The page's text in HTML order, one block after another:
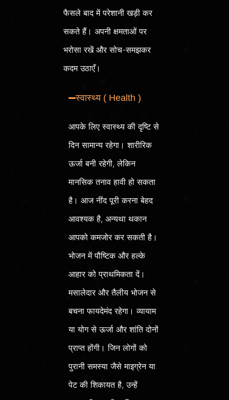
फैसले बाद में परेशानी खड़ी कर
सकते हैं। अपनी क्षमताओं पर
भरोसा रखें और सोच-समझकर
कदम उठाएँ।
स्वास्थ्य ( Health )
आपके लिए स्वास्थ्य की दृष्टि से
दिन सामान्य रहेगा। शारीरिक
ऊर्जा बनी रहेगी, लेकिन
मानसिक तनाव हावी हो सकता
है। आज नींद पूरी करना बेहद
आवश्यक है, अन्यथा थकान
आपको कमजोर कर सकती है।
भोजन में पौष्टिक और हल्के
आहार को प्राथमिकता दें।
मसालेदार और तैलीय भोजन से
बचना फायदेमंद रहेगा। व्यायाम
या योग से ऊर्जा और शांति दोनों
प्राप्त होंगी। जिन लोगों को
पुरानी समस्या जैसे माइग्रेन या
पेट की शिकायत है, उन्हें